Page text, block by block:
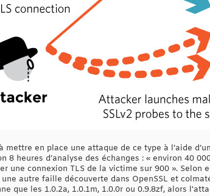
en place une attaque de ce type à l’aide
heures d’analyse des échanges : « environ 40
une connexion TLS de la victime sur 900 ». Selon
autre faille découverte dans OpenSSL et
que les 1.0.2a, 1.0.1m, 1.0.0r ou 0.9.8zf, alors